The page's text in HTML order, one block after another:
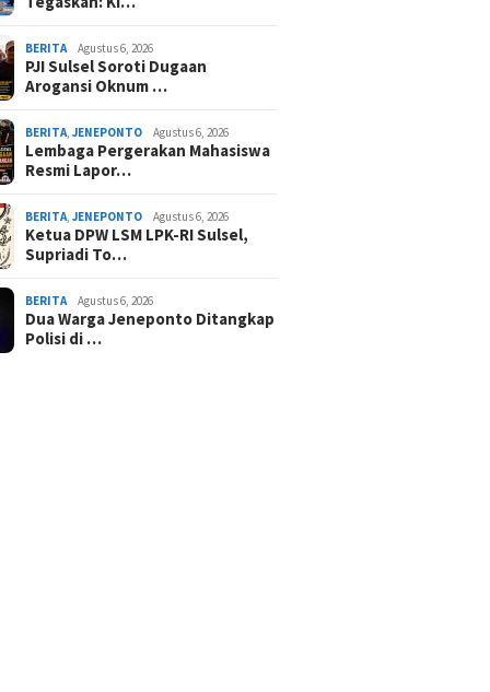
BERITA Agustus 6, 2026
PJI Sulsel Soroti Dugaan
Arogansi Oknum …
BERITA ,JENEPONTO Agustus 6, 2026
Lembaga Pergerakan Mahasiswa
Resmi Lapor…
BERITA ,JENEPONTO Agustus 6, 2026
Ketua DPW LSM LPK-RI Sulsel,
Supriadi To…
BERITA Agustus 6, 2026
Dua Warga Jeneponto Ditangkap
Polisi di …